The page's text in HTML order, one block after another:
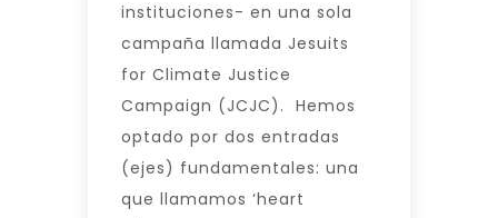
instituciones- en una sola
campaña llamada Jesuits
for Climate Justice
Campaign (JCJC). Hemos
optado por dos entradas
(ejes) fundamentales: una
que llamamos ‘heart